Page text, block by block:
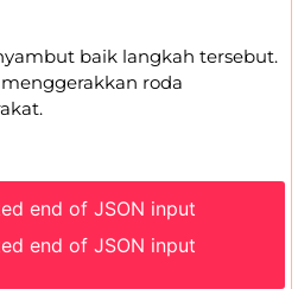
baik langkah tersebut.
roda
end of JSON input
end of JSON input